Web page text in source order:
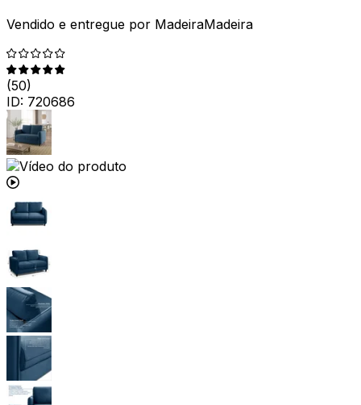
Vendido e entregue por MadeiraMadeira
(50)
ID: 720686